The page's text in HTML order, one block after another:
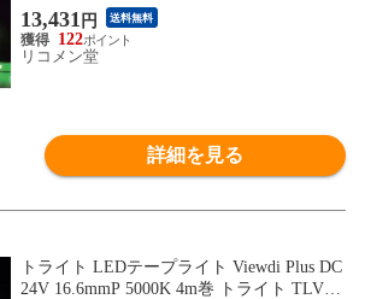
16.6P1 工事 照明用品 作業灯 照明用品 照明
器具【送料無料】
13,431 円 送料無料
122
リコメン堂
詳細を見る
トライト LEDテープライト Viewdi Plus DC
24V 16.6mmP 5000K 4m巻 トライト TLVD5